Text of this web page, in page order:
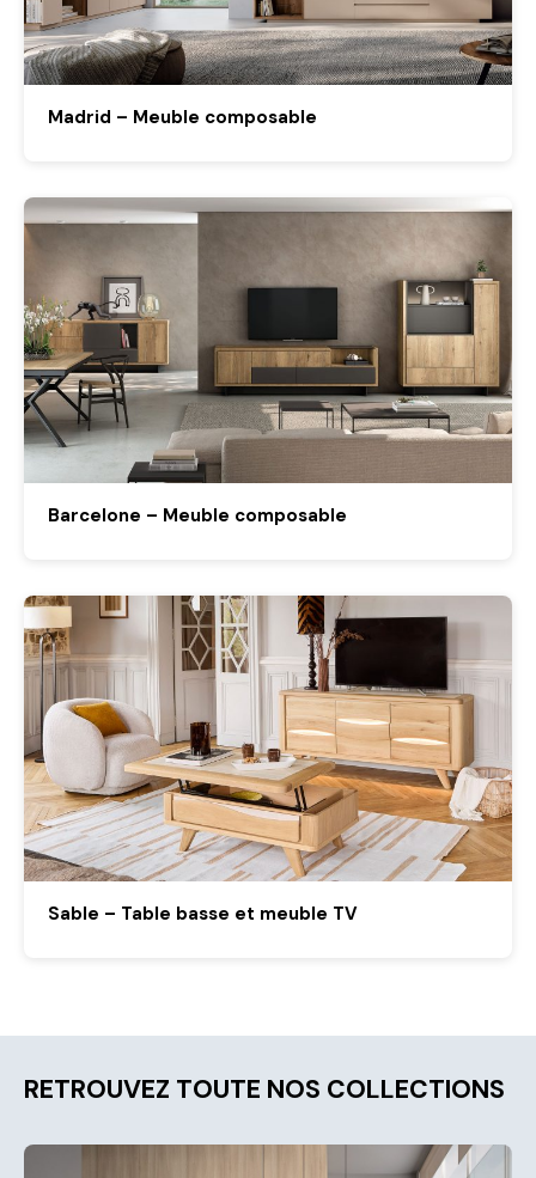
Madrid – Meuble composable
Barcelone – Meuble composable
Sable – Table basse et meuble TV
RETROUVEZ TOUTE NOS COLLECTIONS